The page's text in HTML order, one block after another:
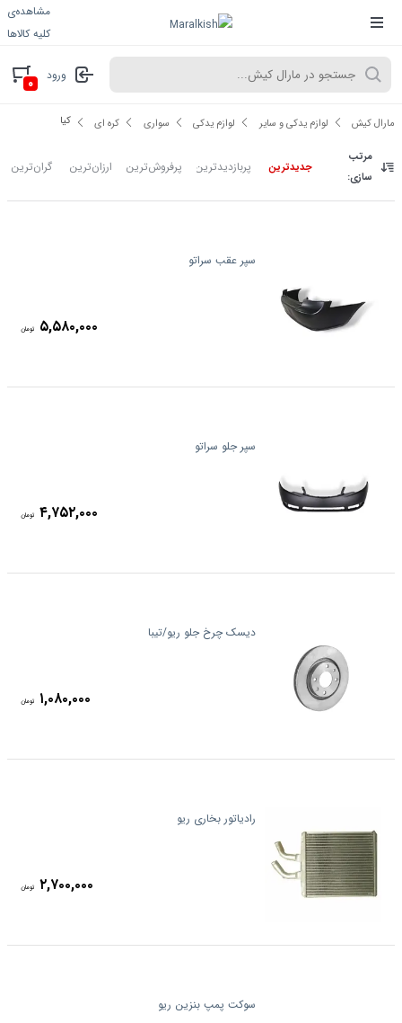
مشاهده‌ی
کلیه کالاها
ورود ۰
مارال کیش لوازم یدکی و سایر لوازم یدکی سواری کره ای کیا
مرتب
سازی:
جدیدترین پربازدیدترین پرفروش‌ترین ارزان‌ترین گران‌ترین
سپر عقب سراتو
۵,۵۸۰,۰۰۰ تومان
سپر جلو سراتو
۴,۷۵۲,۰۰۰ تومان
دیسک چرخ جلو ریو/تیبا
۱,۰۸۰,۰۰۰ تومان
رادیاتور بخاری ریو
۲,۷۰۰,۰۰۰ تومان
سوکت پمپ بنزین ریو